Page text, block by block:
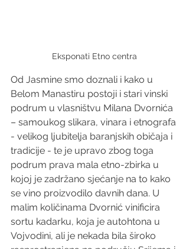
Eksponati Etno centra
Od Jasmine smo doznali i kako u
Belom Manastiru postoji i stari vinski
podrum u vlasništvu Milana Dvornića
– samoukog slikara, vinara i etnografa
- velikog ljubitelja baranjskih običaja i
tradicije - te je upravo zbog toga
podrum prava mala etno-zbirka u
kojoj je zadržano sjećanje na to kako
se vino proizvodilo davnih dana. U
malim količinama Dvornić vinificira
sortu kadarku, koja je autohtona u
Vojvodini, ali je nekada bila široko